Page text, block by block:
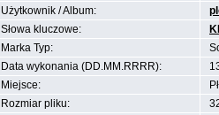
Użytkownik / Album:
Słowa kluczowe:
Marka Typ:
Data wykonania (DD.MM.RRRR):
Miejsce:
Rozmiar pliku: